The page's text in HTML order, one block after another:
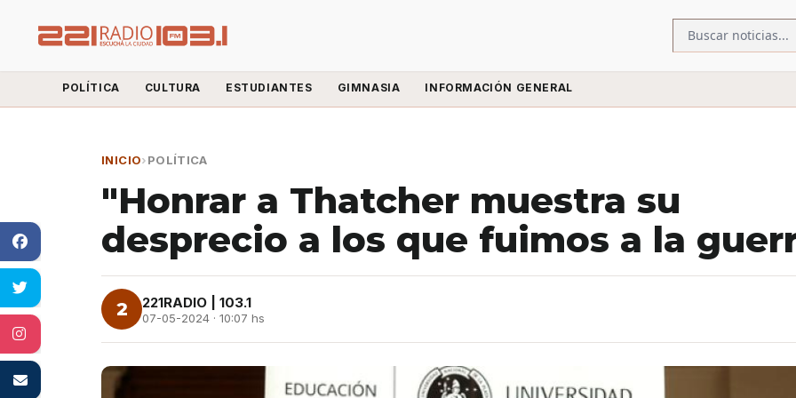
POLÍTICA CULTURA ESTUDIANTES GIMNASIA INFORMACIÓN GENERAL
INICIO›POLÍTICA
"Honrar a Thatcher muestra su
desprecio a los que fuimos a la
2 221RADIO | 103.1
07-05-2024 · 10:07 hs